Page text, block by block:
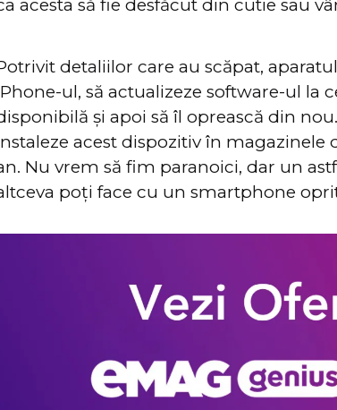
acesta să fie desfăcut din cutie sau
detaliilor care au scăpat,
ul, să actualizeze software-ul la
și apoi să îl oprească din
acest dispozitiv în magazinele
Nu vrem să fim paranoici, dar un
poți face cu un smartphone